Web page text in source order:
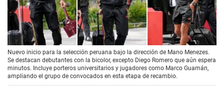
00:00 / 01:18
Nuevo inicio para la selección peruana bajo la dirección de Mano Menezes.
Se destacan debutantes con la bicolor, excepto Diego Romero que aún espera
minutos. Incluye porteros universitarios y jugadores como Marco Guamán,
ampliando el grupo de convocados en esta etapa de recambio.